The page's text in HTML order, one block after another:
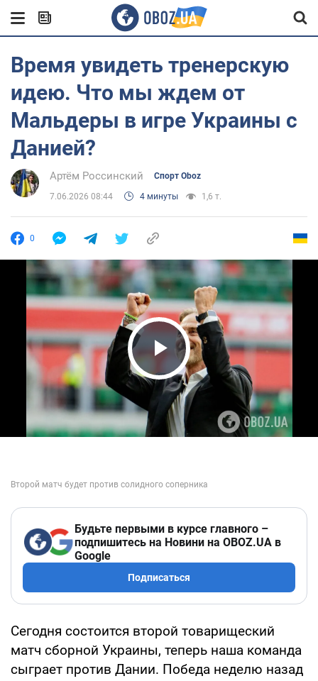
Время увидеть тренерскую
идею. Что мы ждем от
Мальдеры в игре Украины с
Данией?
Артём Россинский Спорт Oboz
7.06.2026 08:44 4 минуты 1,6 т.
0
Play Video
Будьте первыми в курсе главного –
подпишитесь на Новини на OBOZ.UA в
Google
Подписаться
Сегодня состоится второй товарищеский
матч сборной Украины, теперь наша команда
сыграет против Дании. Победа неделю назад